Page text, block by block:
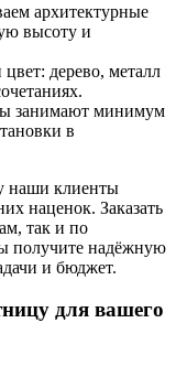
архитектурные
высоту и
дерево, металл
занимают минимум
в
наши клиенты
наценок. Заказать
так и по
получите надёжную
и бюджет.
для вашего